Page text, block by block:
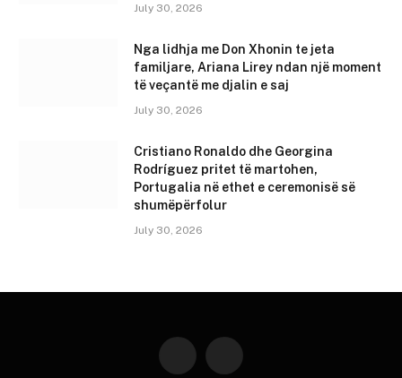
July 30, 2026
Nga lidhja me Don Xhonin te jeta
familjare, Ariana Lirey ndan një moment
të veçantë me djalin e saj
July 30, 2026
Cristiano Ronaldo dhe Georgina
Rodríguez pritet të martohen,
Portugalia në ethet e ceremonisë së
shumëpërfolur
July 30, 2026
Instagram YouTube